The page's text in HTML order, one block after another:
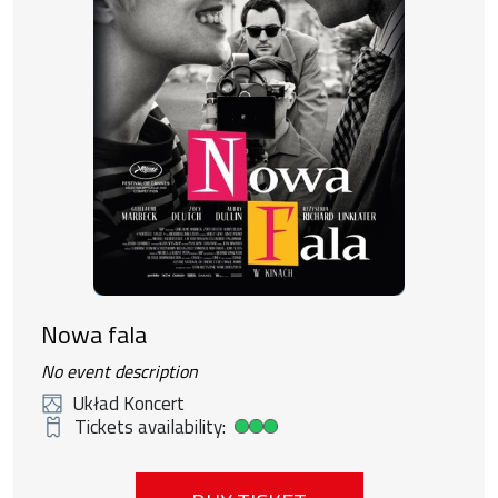
Nowa fala
No event description
Układ Koncert
Tickets availability:
High ticket availability